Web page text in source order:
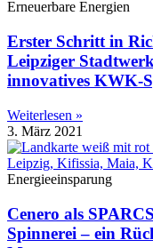
Erneuerbare Energien
Erster Schritt in
Leipziger
innovatives KWK-
Weiterlesen »
3. März 2021
Energieeinsparung
Cenero als
Spinnerei – ein